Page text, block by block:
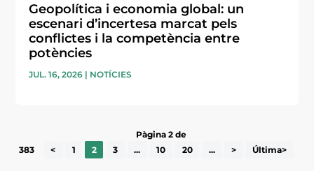
Geopolítica i economia global: un
escenari d’incertesa marcat pels
conflictes i la competència entre
potències
JUL. 16, 2026 | NOTÍCIES
Pàgina 2 de
383
< 1 2 3 ... 10 20 ... > Última>